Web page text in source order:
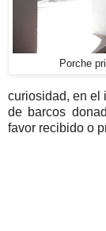
Porche
curiosidad, en el
de barcos
favor recibido o